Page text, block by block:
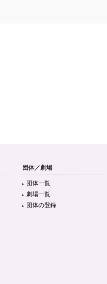
団体／劇場
団体一覧
劇場一覧
団体の登録